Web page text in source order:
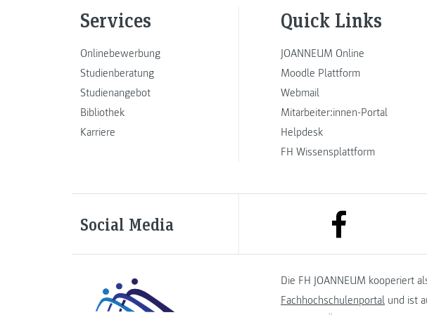
Services
Onlinebewerbung
Studienberatung
Studienangebot
Bibliothek
Karriere
Quick Links
JOANNEUM Online
Moodle Plattform
Webmail
Mitarbeiter:innen-Portal
Helpdesk
FH Wissensplattform
Social Media link to facebook
Die FH JOANNEUM kooperiert
Fachhochschulenportal und ist